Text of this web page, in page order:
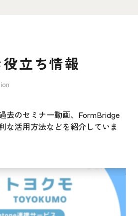
立ち情報
去のセミナー動画、FormBridge
な活用方法などを紹介していま